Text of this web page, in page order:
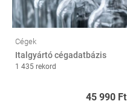
Cégek
Italgyártó cégadatbázis
1 435 rekord
45 990 Ft